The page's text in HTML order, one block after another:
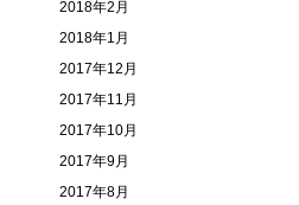
2018年2月
2018年1月
2017年12月
2017年11月
2017年10月
2017年9月
2017年8月